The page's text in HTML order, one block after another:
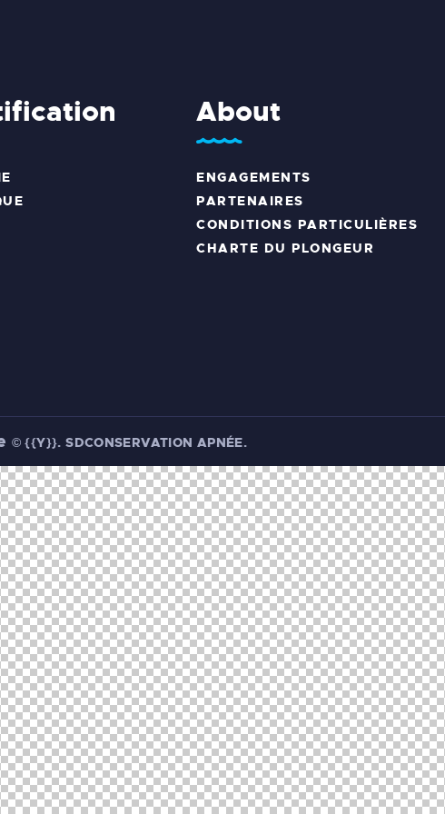
About
ENGAGEMENTS
PARTENAIRES
CONDITIONS PARTICULIÈRES
CHARTE DU PLONGEUR
©{{Y}}.SDCONSERVATION APNÉE.